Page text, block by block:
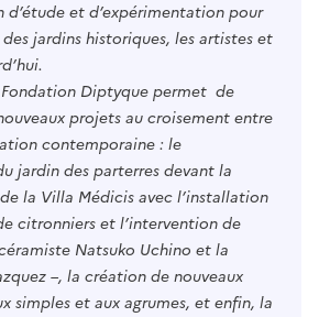
et d’expérimentation pour
jardins historiques, les artistes et
Diptyque permet de
projets au croisement entre
contemporaine : le
jardin des parterres devant la
la Villa Médicis avec l’installation
citronniers et l’intervention de
Natsuko Uchino et la
–, la création de nouveaux
simples et aux agrumes, et enfin, la